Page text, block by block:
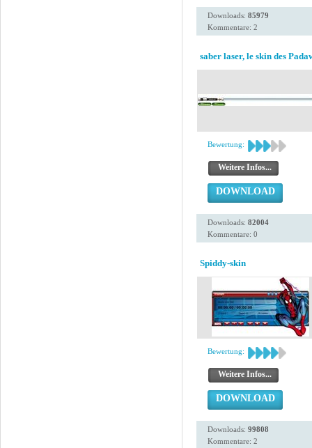
Downloads: 85979
Kommentare: 2
saber laser, le skin des
Bewertung:
Weitere Infos...
DOWNLOAD
Downloads: 82004
Kommentare: 0
Spiddy-skin
Bewertung:
Weitere Infos...
DOWNLOAD
Downloads: 99808
Kommentare: 2